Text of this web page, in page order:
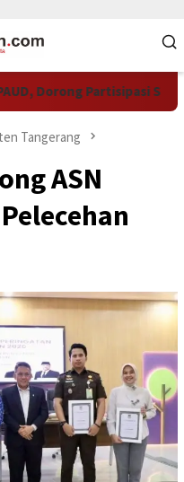
Partisipasi Sekolah
Tangerang
ASN